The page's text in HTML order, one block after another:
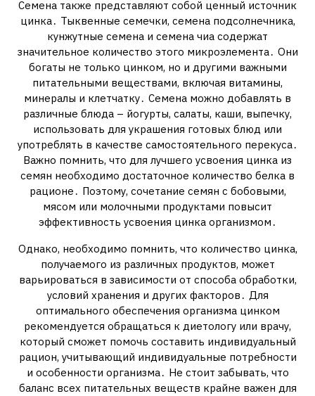
Семена также представляют собой ценный источник
цинка․ Тыквенные семечки, семена подсолнечника,
кунжутные семена и семена чиа содержат
значительное количество этого микроэлемента․ Они
богаты не только цинком, но и другими важными
питательными веществами, включая витамины,
минералы и клетчатку․ Семена можно добавлять в
различные блюда – йогурты, салаты, каши, выпечку,
использовать для украшения готовых блюд или
употреблять в качестве самостоятельного перекуса․
Важно помнить, что для лучшего усвоения цинка из
семян необходимо достаточное количество белка в
рационе․ Поэтому, сочетание семян с бобовыми,
мясом или молочными продуктами повысит
эффективность усвоения цинка организмом․
Однако, необходимо помнить, что количество цинка,
получаемого из различных продуктов, может
варьироваться в зависимости от способа обработки,
условий хранения и других факторов․ Для
оптимального обеспечения организма цинком
рекомендуется обращаться к диетологу или врачу,
который сможет помочь составить индивидуальный
рацион, учитывающий индивидуальные потребности
и особенности организма․ Не стоит забывать, что
баланс всех питательных веществ крайне важен для